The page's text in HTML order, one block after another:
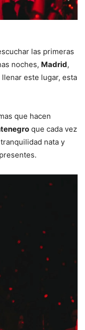
las primeras
noches, Madrid,
este lugar, esta
que hacen
que cada vez
nata y